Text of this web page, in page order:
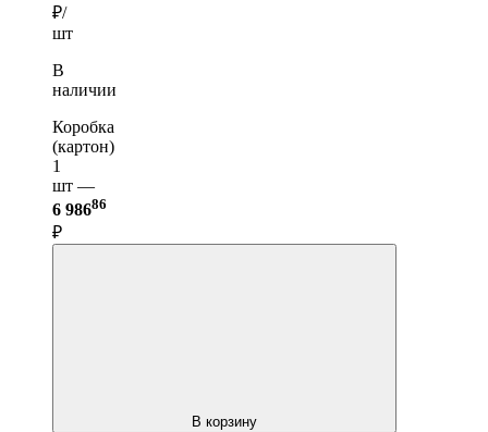
₽/
шт
В
наличии
Коробка
(картон)
1
шт —
6 98686
₽
В корзину